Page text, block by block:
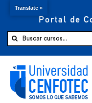
Portal de
Buscar:
Translate »